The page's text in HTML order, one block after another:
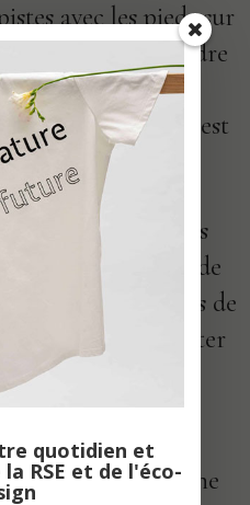
avec les pieds sur
chaque jour à rendre
meilleure. Nous
que cette utopie est
réalité.
aux mutations des
à l’exigence de
tous les acteurs de
et de limiter
impact sur
possible et c’est une
quotidien et
RSE et de l'éco-